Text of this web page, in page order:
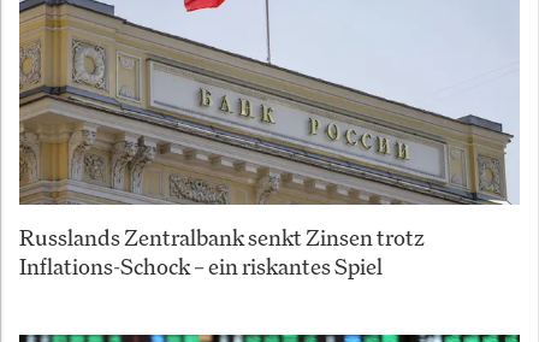
Russlands Zentralbank senkt Zinsen trotz
Inflations-Schock – ein riskantes Spiel